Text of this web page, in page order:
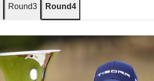
Round3 Round4